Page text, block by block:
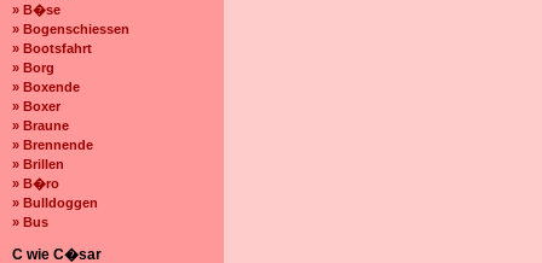
» B�se
» Bogenschiessen
» Bootsfahrt
» Borg
» Boxende
» Boxer
» Braune
» Brennende
» Brillen
» B�ro
» Bulldoggen
» Bus
C wie C�sar